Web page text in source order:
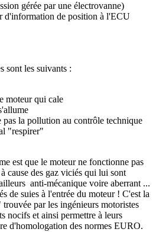
gérée par une électrovanne)
d'information de position à l'ECU
sont les suivants :
moteur qui cale
pas la pollution au contrôle technique
"respirer"
est que le moteur ne fonctionne pas
cause des gaz viciés qui lui sont
anti-mécanique voire aberrant ...
de suies à l'entrée du moteur ! C'est la
par les ingénieurs motoristes
nocifs et ainsi permettre à leurs
d'homologation des normes EURO.